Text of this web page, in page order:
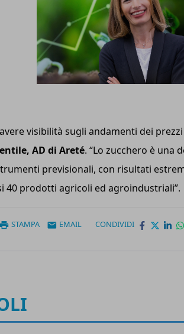
visibilità sugli andamenti dei
AD di Areté. “Lo zucchero è una
previsionali, con risultati
40 prodotti agricoli ed agroindustriali”.
STAMPA EMAIL CONDIVIDI
House lancia la sua app